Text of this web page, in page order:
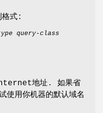
格式:
query-class
Internet地址. 如果省
使用你机器的默认域名